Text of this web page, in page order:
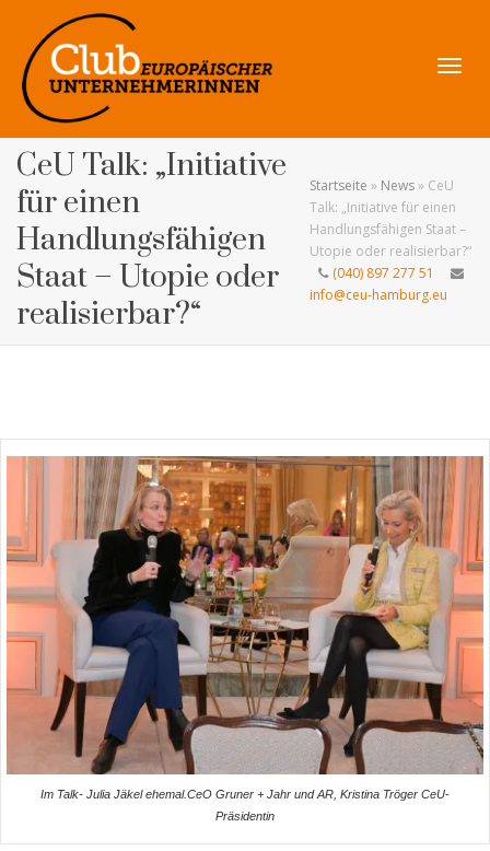
CeU Talk: „Initiative
für einen
Handlungsfähigen
Staat – Utopie oder
realisierbar?“
Startseite » News» CeU
Talk: „Initiative für einen
Handlungsfähigen Staat –
Utopie oder realisierbar?“
(040) 897 277 51
info@ceu-hamburg.eu
Im Talk- Julia Jäkel ehemal.CeO Gruner + Jahr und AR, Kristina Tröger CeU-
Präsidentin